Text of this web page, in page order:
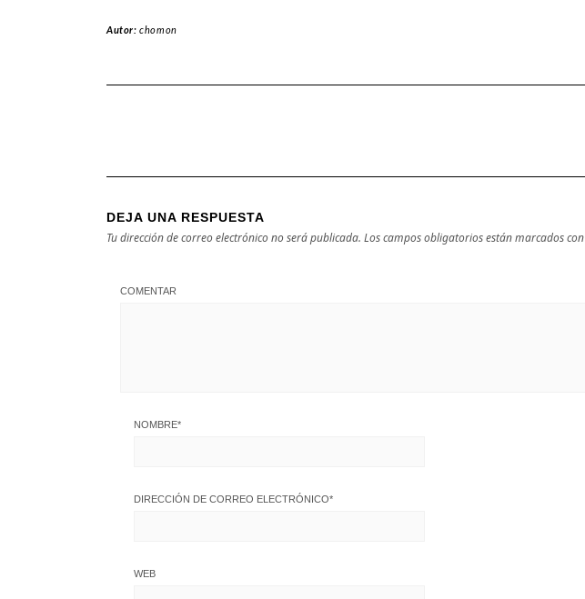
Autor:chomon
DEJA UNA RESPUESTA
Tu dirección de correo electrónico no será publicada. Los campos obligatorios están marcados con
COMENTAR
NOMBRE*
DIRECCIÓN DE CORREO ELECTRÓNICO*
WEB